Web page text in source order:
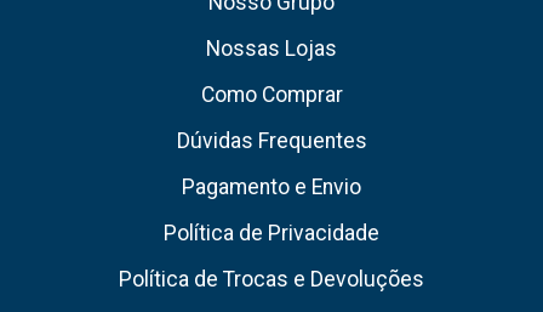
Nossas Lojas
Como Comprar
Dúvidas Frequentes
Pagamento e Envio
Política de Privacidade
Política de Trocas e Devoluções